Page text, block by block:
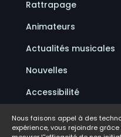
Rattrapage
Animateurs
Actualités musicales
Nouvelles
Accessibilité
Politique de
Nous faisons appel à des
expérience, vous rejoindre